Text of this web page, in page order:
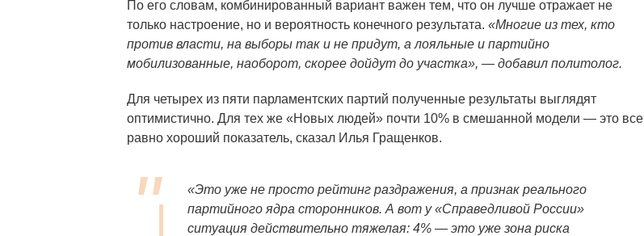
По его словам, комбинированный вариант важен тем, что он лучше отражает не
только настроение, но и вероятность конечного результата. «Многие из тех, кто
против власти, на выборы так и не придут, а лояльные и партийно
мобилизованные, наоборот, скорее дойдут до участка», — добавил политолог.
Для четырех из пяти парламентских партий полученные результаты выглядят
оптимистично. Для тех же «Новых людей» почти 10% в смешанной модели — это все
равно хороший показатель, сказал Илья Гращенков.
«Это уже не просто рейтинг раздражения, а признак реального
партийного ядра сторонников. А вот у «Справедливой России»
ситуация действительно тяжелая: 4% — это уже зона риска